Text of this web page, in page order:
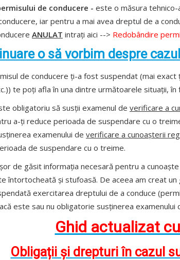
de conducere - este o măsura
iar pentru a mai avea dreptul de a
ANULAT intrați aici --> Redobândire
o să vorbim despre
de conducere ți-a fost suspendat (mai
te poți afla în una dintre următoarele situații,
obligatoriu să susții examenul de verificare a
a-ți reduce perioada de suspendare cu o
examenului de verificare a cunoașterii
de suspendare cu o treime.
de găsit informația necesară pentru a
întortocheată și stufoasă. De aceea am creat
exercitarea dreptului de a conduce
este sau nu obligatorie susținerea
Ghid actualizat
Obligații și drepturi în cazul